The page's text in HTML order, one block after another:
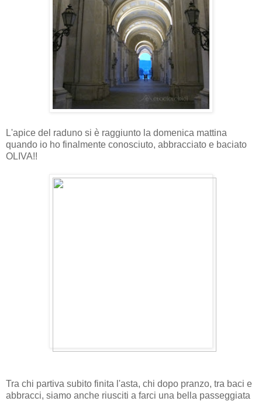
L'apice del raduno si è raggiunto la domenica mattina
quando io ho finalmente conosciuto, abbracciato e baciato
OLIVA!!
Tra chi partiva subito finita l'asta, chi dopo pranzo, tra baci e
abbracci, siamo anche riusciti a farci una bella passeggiata